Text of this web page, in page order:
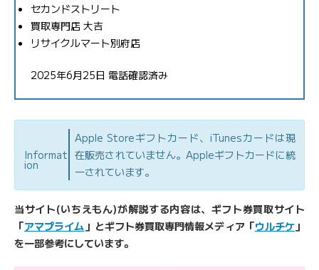
セカンドストリート
買取専門店 大吉
リサイクルマート別府店
2025年6月25日 電話確認済み
Informat
ion
Apple Storeギフトカード、iTunesカードは現
在販売されていません。Appleギフトカードに統
一されています。
当サイト(いちえもん)が解説する内容は、ギフト券買取サイト
「アマプライム 」とギフト券買取専門情報メディア「ウルチケ 」
を一部参考にしています。